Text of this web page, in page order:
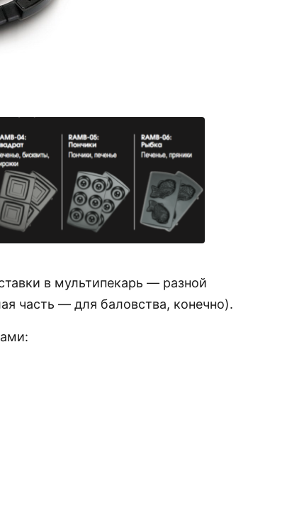
в мультипекарь — разной
часть — для баловства, конечно).